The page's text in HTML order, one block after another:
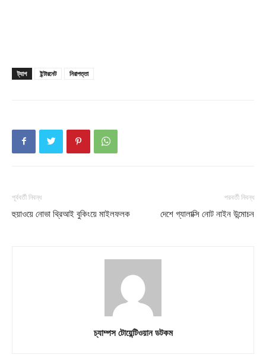
ট্যাগ ইন্টারনেট নিরাপত্তা
পূর্ববর্তী নিবন্ধ
হুয়াওয়ে নোভা থ্রিআই বুকিংয়ে মাইলফলক
পরবর্তী নিবন্ধ
দেশে গ্যালাক্সি নোট নাইন উন্মোচন
চ্যাম্পস টোয়েন্টিওয়ান ডটকম